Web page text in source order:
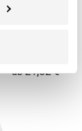
/ 50%
ab21,32 € *